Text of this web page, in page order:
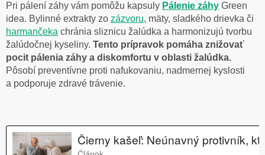
Pri pálení záhy vám pomôžu kapsuly Pálenie záhy Green
idea. Bylinné extrakty zo zázvoru, mäty, sladkého drievka či
harmančeka chránia sliznicu žalúdka a harmonizujú tvorbu
žalúdočnej kyseliny. Tento prípravok pomáha znižovať
pocit pálenia záhy a diskomfortu v oblasti žalúdka.
Pôsobí preventívne proti nafukovaniu, nadmernej kyslosti
a podporuje zdravé trávenie.